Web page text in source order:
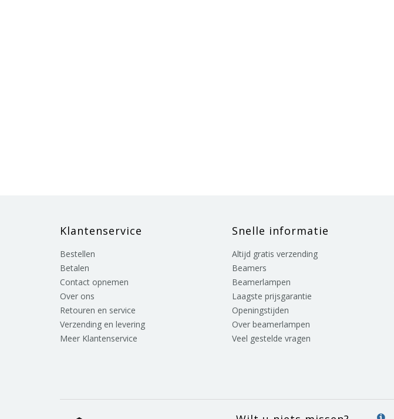
Klantenservice
Bestellen
Betalen
Contact opnemen
Over ons
Retouren en service
Verzending en levering
Meer Klantenservice
Snelle informatie
Altijd gratis verzending
Beamers
Beamerlampen
Laagste prijsgarantie
Openingstijden
Over beamerlampen
Veel gestelde vragen